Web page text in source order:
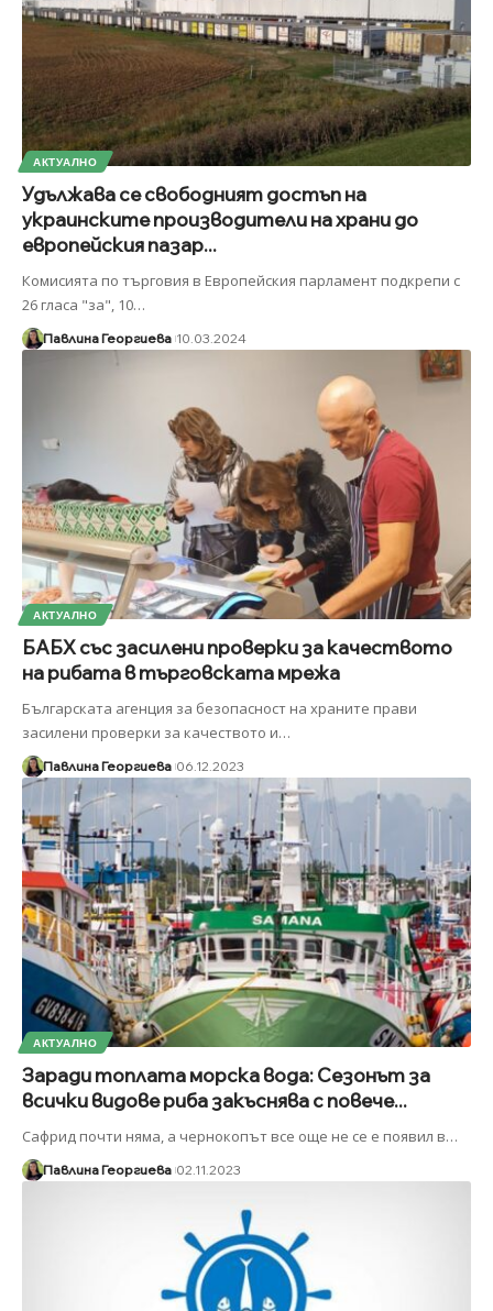
АКТУАЛНО
Удължава се свободният достъп на
украинските производители на храни до
европейския пазар...
Комисията по търговия в Европейския парламент подкрепи с
26 гласа "за", 10…
Павлина Георгиева 10.03.2024
АКТУАЛНО
БАБХ със засилени проверки за качеството
на рибата в търговската мрежа
Българската агенция за безопасност на храните прави
засилени проверки за качеството и…
Павлина Георгиева 06.12.2023
АКТУАЛНО
Заради топлата морска вода: Сезонът за
всички видове риба закъснява с повече...
Сафрид почти няма, а чернокопът все още не се е появил в…
Павлина Георгиева 02.11.2023